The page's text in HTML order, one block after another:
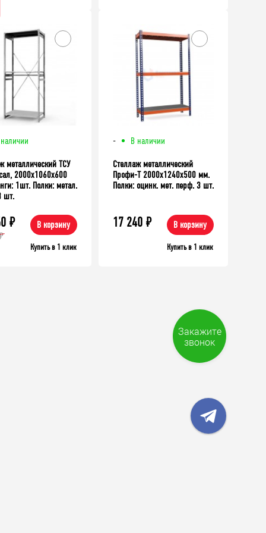
металлический ТСУ
2000x1060x600
1шт. Полки: метал.
шт.
₽ В корзину
Купить в 1 клик
- В наличии
Стеллаж металлический
Профи-Т 2000x1240x500 мм.
Полки: оцинк. мет. перф. 3 шт.
17 240 ₽ В корзину
Купить в 1 клик